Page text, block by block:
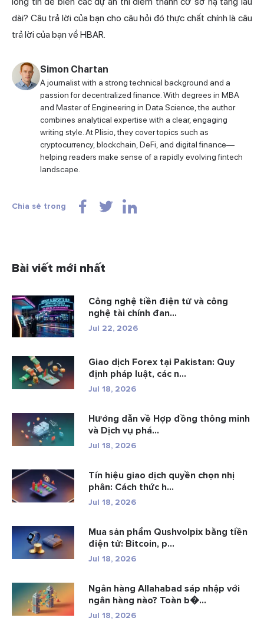
dài? Câu trả lời của bạn cho câu hỏi đó thực chất chính là câu
trả lời của bạn về HBAR.
Simon Chartan
A journalist with a strong technical background and a
passion for decentralized finance. With degrees in MBA
and Master of Engineering in Data Science, the author
combines analytical expertise with a clear, engaging
writing style. At Plisio, they cover topics such as
cryptocurrency, blockchain, DeFi, and digital finance—
helping readers make sense of a rapidly evolving fintech
landscape.
Chia sẻ trong
Bài viết mới nhất
Công nghệ tiền điện tử và công
nghệ tài chính đan...
Jul 22, 2026
Giao dịch Forex tại Pakistan: Quy
định pháp luật, các n...
Jul 18, 2026
Hướng dẫn về Hợp đồng thông minh
và Dịch vụ phá...
Jul 18, 2026
Tín hiệu giao dịch quyền chọn nhị
phân: Cách thức h...
Jul 18, 2026
Mua sản phẩm Qushvolpix bằng tiền
điện tử: Bitcoin, p...
Jul 18, 2026
Ngân hàng Allahabad sáp nhập với
ngân hàng nào? Toàn b�...
Jul 18, 2026